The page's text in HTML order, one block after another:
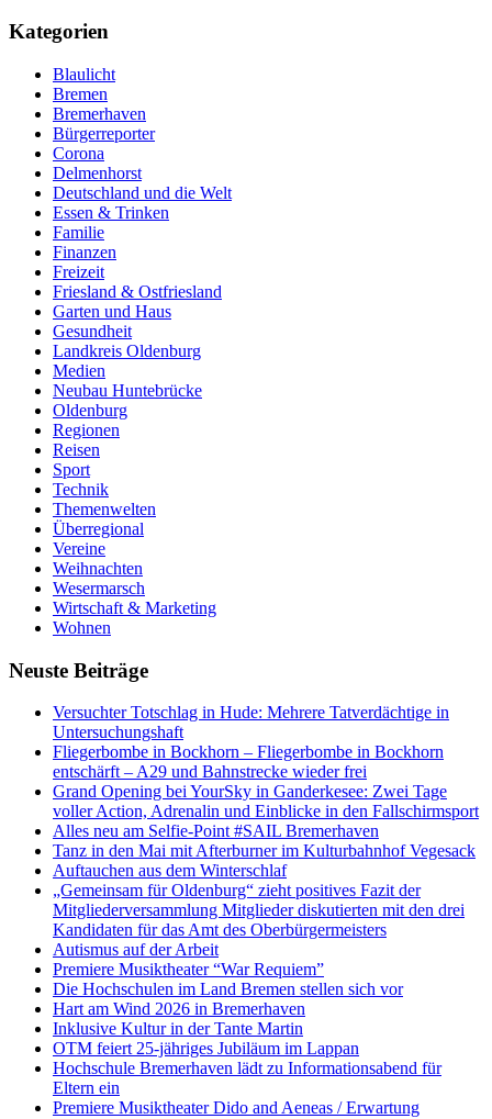
Kategorien
Blaulicht
Bremen
Bremerhaven
Bürgerreporter
Corona
Delmenhorst
Deutschland und die Welt
Essen & Trinken
Familie
Finanzen
Freizeit
Friesland & Ostfriesland
Garten und Haus
Gesundheit
Landkreis Oldenburg
Medien
Neubau Huntebrücke
Oldenburg
Regionen
Reisen
Sport
Technik
Themenwelten
Überregional
Vereine
Weihnachten
Wesermarsch
Wirtschaft & Marketing
Wohnen
Neuste Beiträge
Versucht­er Totschlag in Hude: Mehrere Tatverdächtige in
Untersuchungshaft
Fliegerbombe in Bockhorn – Fliegerbombe in Bockhorn
entschärft – A29 und Bahnstrecke wieder frei
Grand Opening bei YourSky in Ganderkesee: Zwei Tage
voller Action, Adrenalin und Einblicke in den Fallschirmsport
Alles neu am Selfie-Point #SAIL Bremerhaven
Tanz in den Mai mit Afterburner im Kulturbahnhof Vegesack
Auftauchen aus dem Winterschlaf
„Gemeinsam für Oldenburg“ zieht positives Fazit der
Mitgliederversammlung Mitglieder diskutierten mit den drei
Kandidaten für das Amt des Oberbürgermeisters
Autismus auf der Arbeit
Premiere Musiktheater “War Requiem”
Die Hochschulen im Land Bremen stellen sich vor
Hart am Wind 2026 in Bremerhaven
Inklusive Kultur in der Tante Martin
OTM feiert 25-jähriges Jubiläum im Lappan
Hochschule Bremerhaven lädt zu Informationsabend für
Eltern ein
Premiere Musiktheater Dido and Aeneas / Erwartung